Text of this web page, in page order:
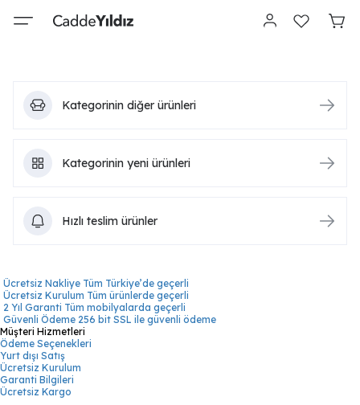
Kategorinin diğer ürünleri
Kategorinin yeni ürünleri
Hızlı teslim ürünler
Ücretsiz Nakliye Tüm Türkiye’de geçerli
Ücretsiz Kurulum Tüm ürünlerde geçerli
2 Yıl Garanti Tüm mobilyalarda geçerli
Güvenli Ödeme 256 bit SSL ile güvenli ödeme
Müşteri Hizmetleri
Ödeme Seçenekleri
Yurt dışı Satış
Ücretsiz Kurulum
Garanti Bilgileri
Ücretsiz Kargo